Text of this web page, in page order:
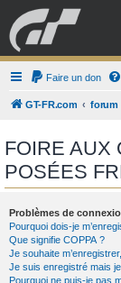
GRAN
ESPORT
Faire un don
GT-FR.com forum
FOIRE AUX
POSÉES
Problèmes de
Pourquoi dois-je
Que signifie COPPA ?
Je souhaite
Je suis enregistré mais
Pourquoi ne puis-je pas